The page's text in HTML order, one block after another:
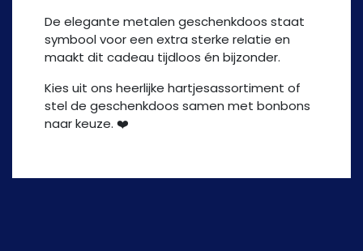
De elegante metalen geschenkdoos staat
symbool voor een extra sterke relatie en
maakt dit cadeau tijdloos én bijzonder.
Kies uit ons heerlijke hartjesassortiment of
stel de geschenkdoos samen met bonbons
naar keuze. ❤️